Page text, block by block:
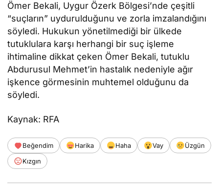
Ömer Bekali, Uygur Özerk Bölgesi’nde çeşitli
“suçların” uydurulduğunu ve zorla imzalandığını
söyledi. Hukukun yönetilmediği bir ülkede
tutuklulara karşı herhangi bir suç işleme
ihtimaline dikkat çeken Ömer Bekali, tutuklu
Abdurusul Mehmet’in hastalık nedeniyle ağır
işkence görmesinin muhtemel olduğunu da
söyledi.
Kaynak: RFA
Beğendim Harika Haha Vay
Üzgün
Kızgın